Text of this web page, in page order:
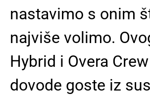
nastavimo s onim
najviše volimo.
Hybrid i Overa
dovode goste iz